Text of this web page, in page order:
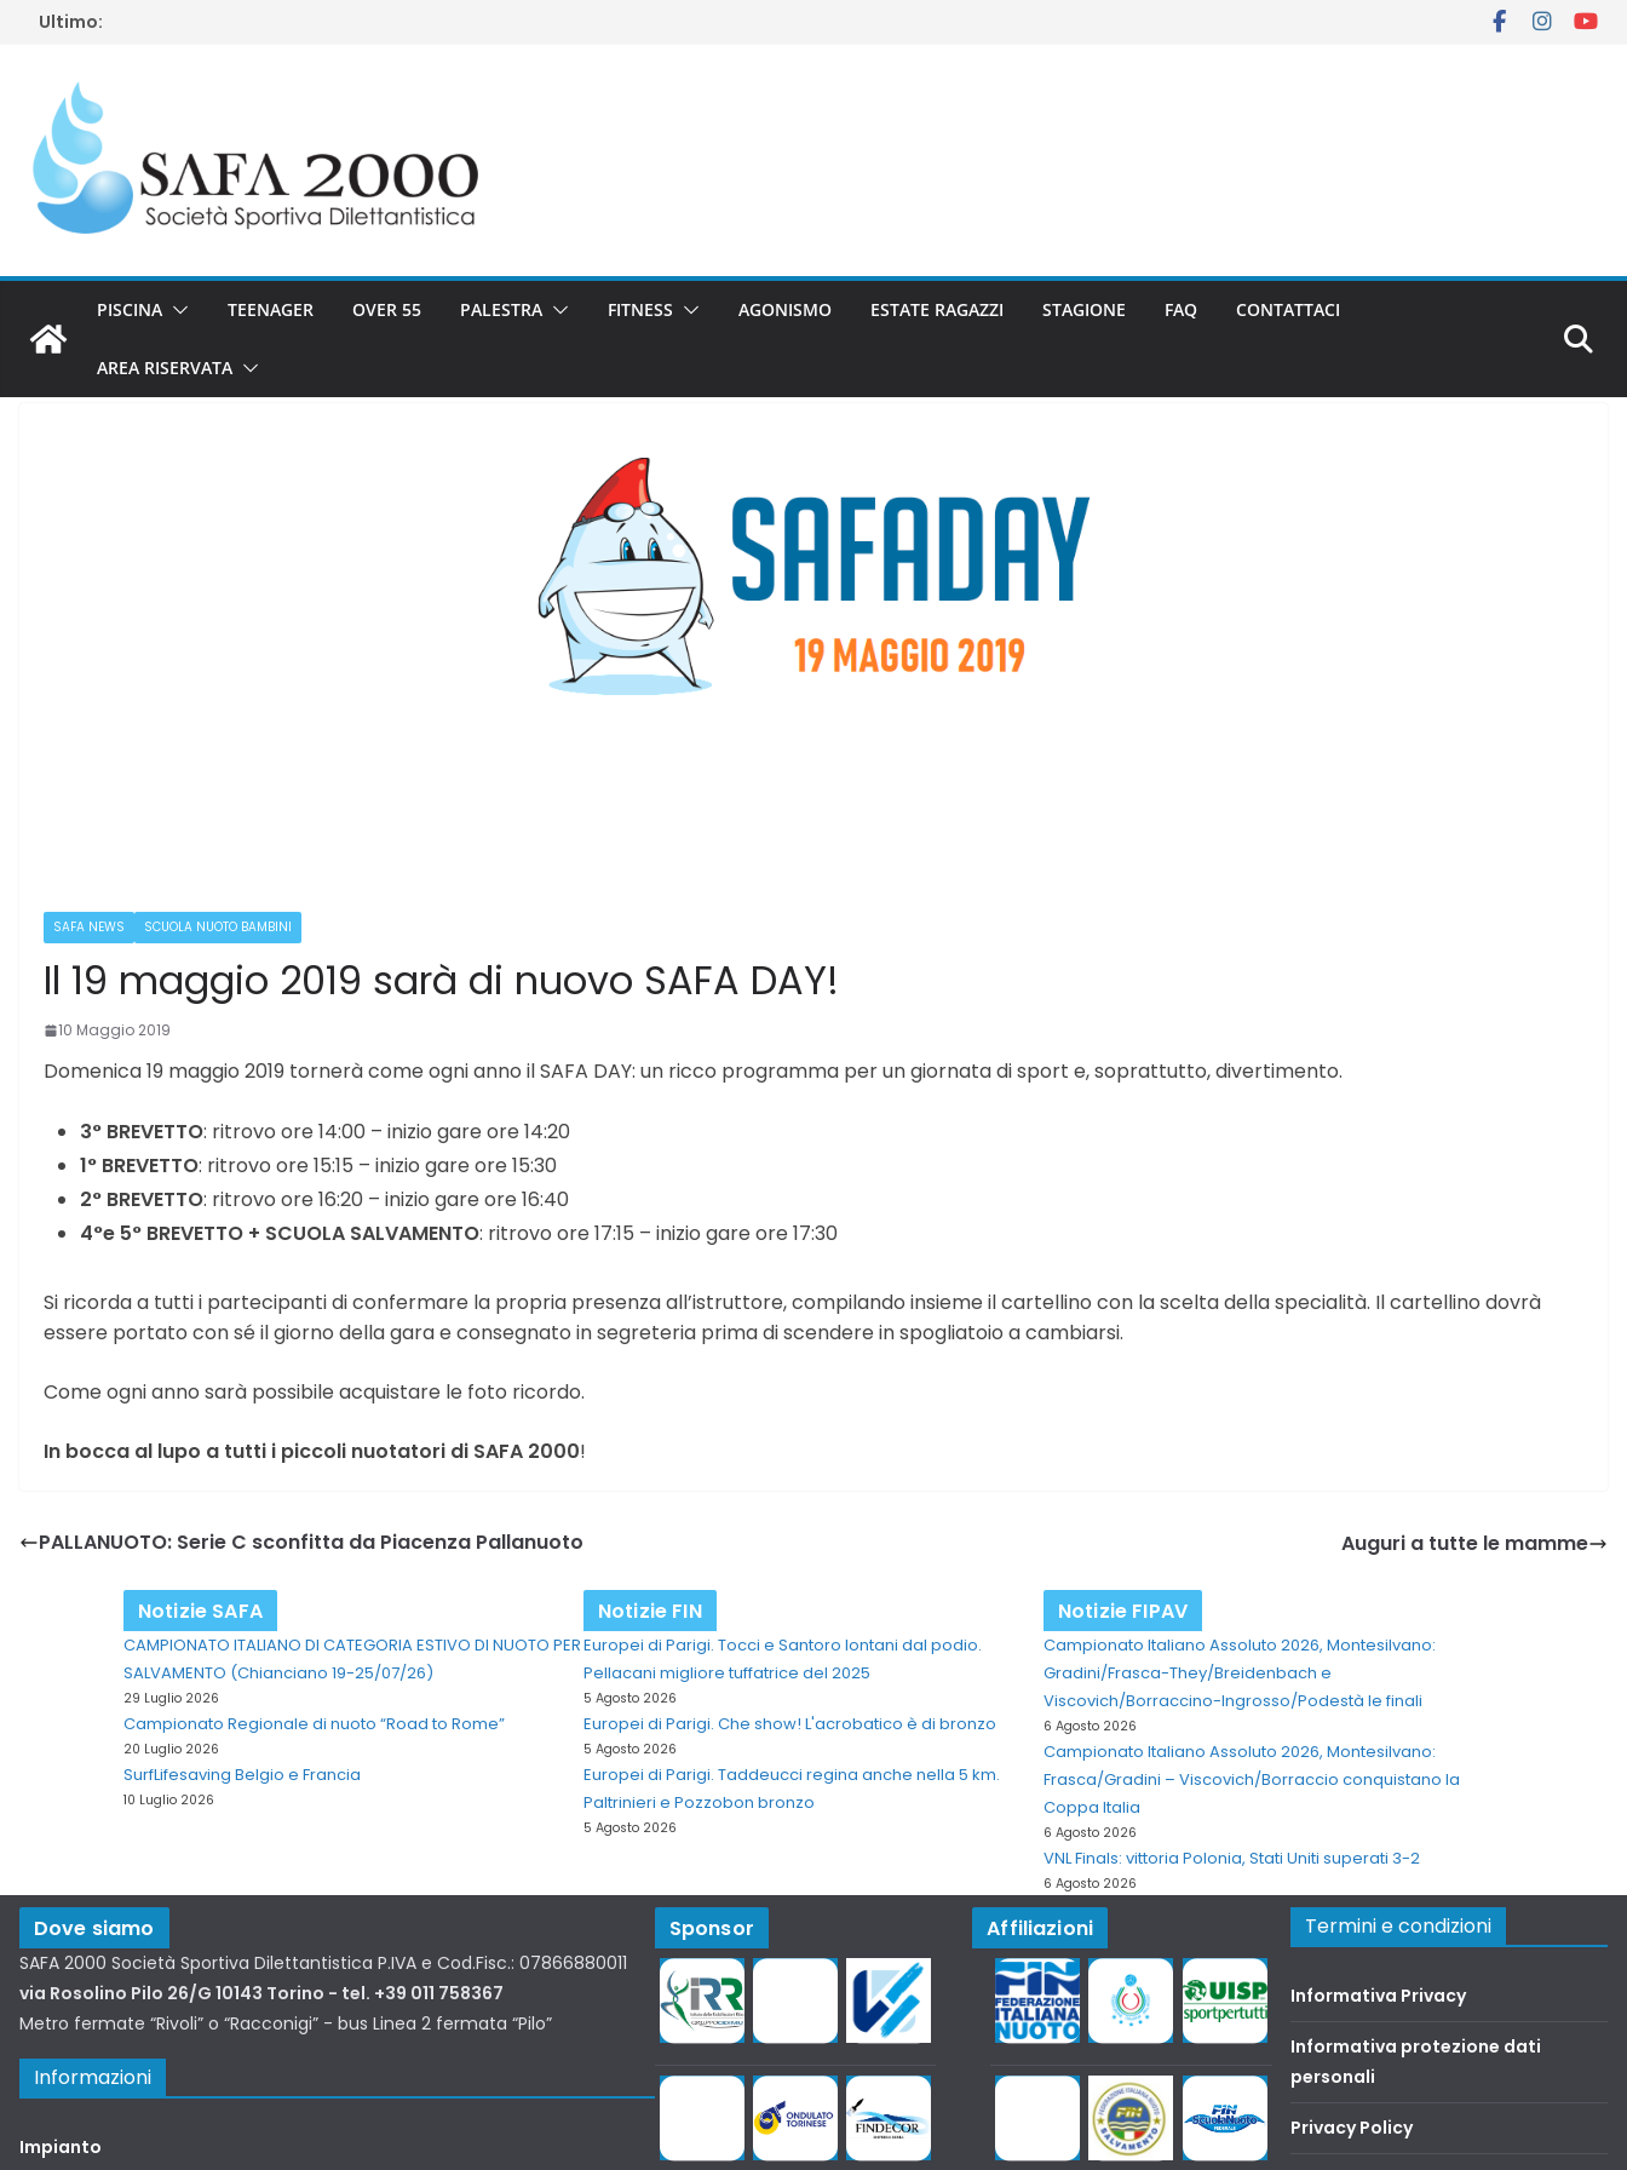
SaltaUltimo:
PISCINA TEENAGER OVER 55 PALESTRA FITNESS AGONISMO ESTATE RAGAZZI STAGIONE FAQ CONTATTACI
AREA RISERVATA
SAFA NEWS SCUOLA NUOTO BAMBINI
Il 19 maggio 2019 sarà di nuovo SAFA DAY!
10 Maggio 2019
Domenica 19 maggio 2019 tornerà come ogni anno il SAFA DAY: un ricco programma per un giornata di sport e, soprattutto, divertimento.
3° BREVETTO: ritrovo ore 14:00 – inizio gare ore 14:20
1° BREVETTO: ritrovo ore 15:15 – inizio gare ore 15:30
2° BREVETTO: ritrovo ore 16:20 – inizio gare ore 16:40
4°e 5° BREVETTO + SCUOLA SALVAMENTO: ritrovo ore 17:15 – inizio gare ore 17:30
Si ricorda a tutti i partecipanti di confermare la propria presenza all’istruttore, compilando insieme il cartellino con la scelta della specialità. Il cartellino dovrà
essere portato con sé il giorno della gara e consegnato in segreteria prima di scendere in spogliatoio a cambiarsi.
Come ogni anno sarà possibile acquistare le foto ricordo.
In bocca al lupo a tutti i piccoli nuotatori di SAFA 2000!
PALLANUOTO: Serie C sconfitta da Piacenza Pallanuoto Auguri a tutte le mamme
Notizie SAFA
CAMPIONATO ITALIANO DI CATEGORIA ESTIVO DI NUOTO PER
SALVAMENTO (Chianciano 19-25/07/26)
29 Luglio 2026
Campionato Regionale di nuoto “Road to Rome”
20 Luglio 2026
SurfLifesaving Belgio e Francia
10 Luglio 2026
Notizie FIN
Europei di Parigi. Tocci e Santoro lontani dal podio.
Pellacani migliore tuffatrice del 2025
5 Agosto 2026
Europei di Parigi. Che show! L'acrobatico è di bronzo
5 Agosto 2026
Europei di Parigi. Taddeucci regina anche nella 5 km.
Paltrinieri e Pozzobon bronzo
5 Agosto 2026
Notizie FIPAV
Campionato Italiano Assoluto 2026, Montesilvano:
Gradini/Frasca-They/Breidenbach e
Viscovich/Borraccino-Ingrosso/Podestà le finali
6 Agosto 2026
Campionato Italiano Assoluto 2026, Montesilvano:
Frasca/Gradini – Viscovich/Borraccio conquistano la
Coppa Italia
6 Agosto 2026
VNL Finals: vittoria Polonia, Stati Uniti superati 3-2
6 Agosto 2026
Dove siamo
SAFA 2000 Società Sportiva Dilettantistica P.IVA e Cod.Fisc.: 07866880011
via Rosolino Pilo 26/G 10143 Torino - tel. +39 011 758367
Metro fermate “Rivoli” o “Racconigi” - bus Linea 2 fermata “Pilo”
Informazioni
Impianto
Sponsor Affiliazioni Termini e condizioni
Informativa Privacy
Informativa protezione dati
personali
Privacy Policy